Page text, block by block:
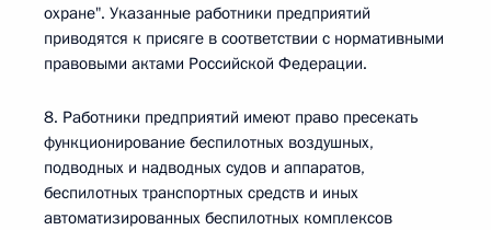
охране". Указанные работники предприятий
приводятся к присяге в соответствии с нормативными
правовыми актами Российской Федерации.
8. Работники предприятий имеют право пресекать
функционирование беспилотных воздушных,
подводных и надводных судов и аппаратов,
беспилотных транспортных средств и иных
автоматизированных беспилотных комплексов